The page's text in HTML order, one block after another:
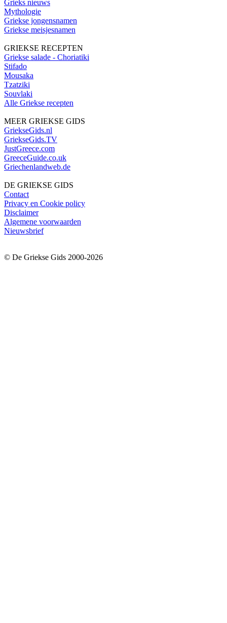
Grieks nieuws
Mythologie
Griekse jongensnamen
Griekse meisjesnamen
GRIEKSE RECEPTEN
Griekse salade - Choriatiki
Stifado
Mousaka
Tzatziki
Souvlaki
Alle Griekse recepten
MEER GRIEKSE GIDS
GriekseGids.nl
GriekseGids.TV
JustGreece.com
GreeceGuide.co.uk
Griechenlandweb.de
DE GRIEKSE GIDS
Contact
Privacy en Cookie policy
Disclaimer
Algemene voorwaarden
Nieuwsbrief
© De Griekse Gids 2000-2026